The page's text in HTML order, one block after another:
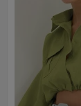
ناعمة